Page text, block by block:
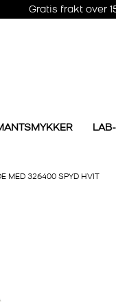
Gratis frakt over
MED 326400 SPYD HVIT